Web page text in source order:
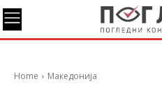
Home Македонија